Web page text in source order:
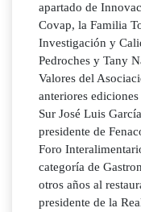
apartado de
Covap, la Familia
Investigación y
Pedroches y Tany
Valores del
anteriores
Sur José Luis
presidente de
Foro
categoría de
otros años al
presidente de la